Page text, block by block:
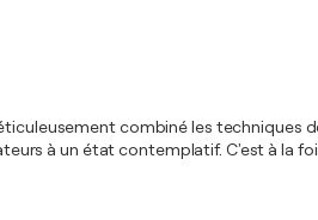
combiné les techniques
à un état contemplatif. C'est à la